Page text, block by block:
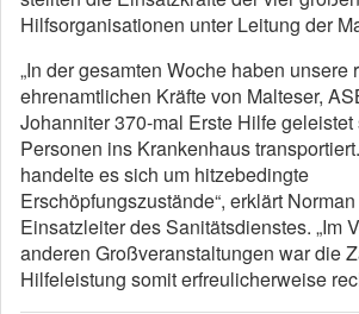
Hilfsorganisationen unter Leitung der
„In der gesamten Woche haben unsere
ehrenamtlichen Kräfte von Malteser,
Johanniter 370-mal Erste Hilfe geleistet
Personen ins Krankenhaus
handelte es sich um hitzebedingte
Erschöpfungszustände“, erklärt
Einsatzleiter des Sanitätsdienstes. „Im
anderen Großveranstaltungen war die
Hilfeleistung somit erfreulicherweise